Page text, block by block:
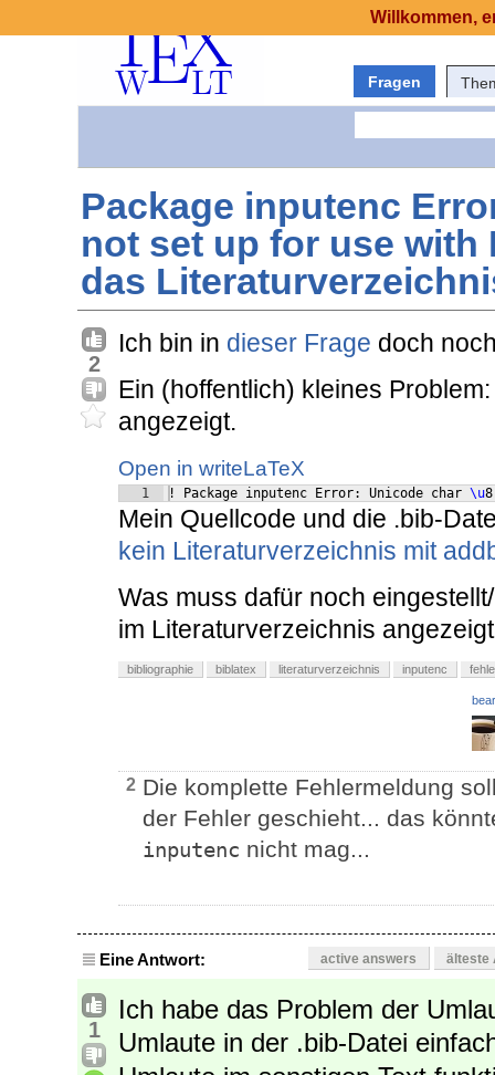
Fragen
Package inputenc
not set up for use with
das
2
Ich bin in dieser Frage doch
Ein (hoffentlich) kleines
angezeigt.
Open in writeLaTeX
1 ! Package inputenc Error: Unicode char \u
Mein Quellcode und die .bib-
kein Literaturverzeichnis mit
Was muss dafür noch
im Literaturverzeichnis
bibliographie biblatex literaturverzeichnis inputenc
2 Die komplette Fehlermeldung
der Fehler geschieht... das
inputenc nicht mag...
Eine Antwort: active answers älteste
1
Ich habe das Problem der
Umlaute in der .bib-Datei
Willkommen,